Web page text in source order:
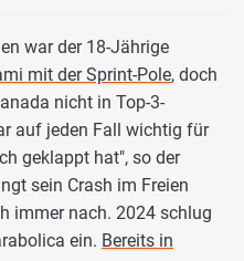
war der 18-Jährige
mit der Sprint-Pole, doch
nicht in Top-3-
auf jeden Fall wichtig für
geklappt hat", so der
sein Crash im Freien
immer nach. 2024 schlug
ein. Bereits in